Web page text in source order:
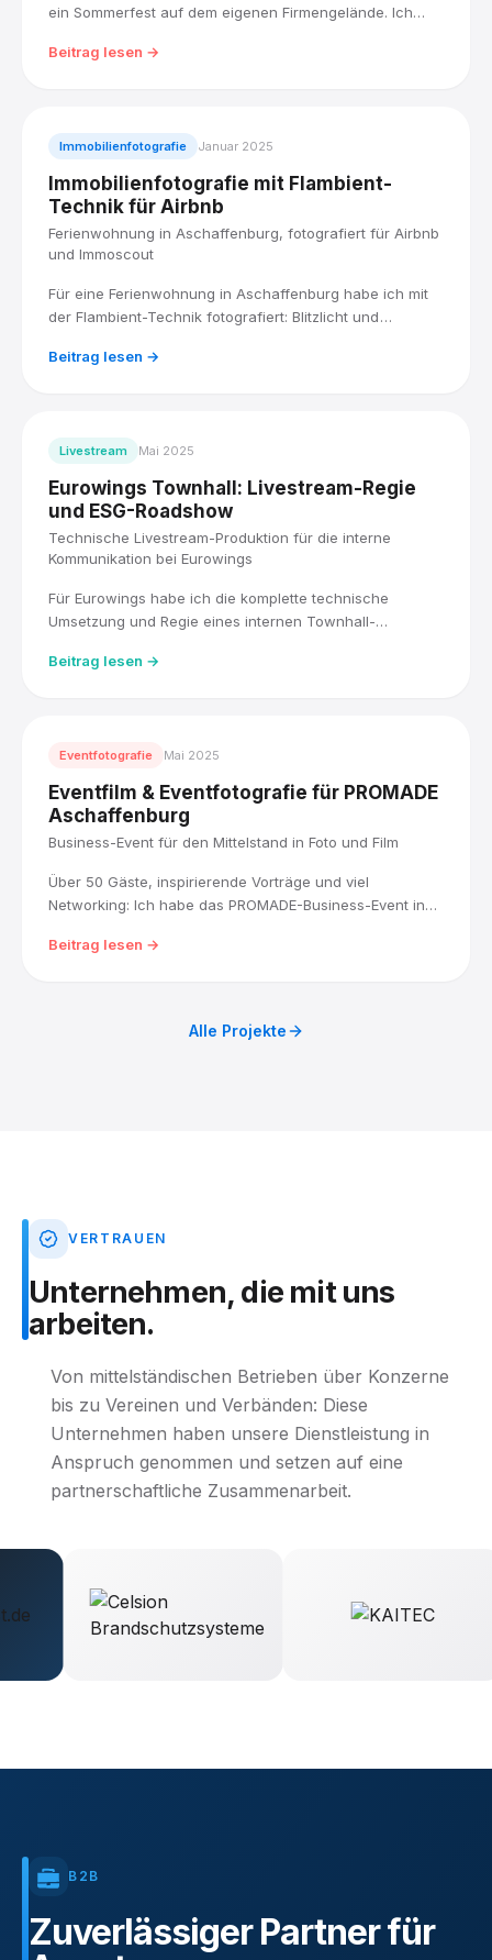
ein Sommerfest auf dem eigenen Firmengelände. Ich
dokumentarischen Schwarz-Weiß-Vorführung der
Beitrag lesen →
Immobilienfotografie Januar 2025
Immobilienfotografie mit Flambient-
Technik für Airbnb
Ferienwohnung in Aschaffenburg, fotografiert für Airbnb
und Immoscout
Für eine Ferienwohnung in Aschaffenburg habe ich mit
der Flambient-Technik fotografiert: Blitzlicht und
natürlich wirken. Fertig geliefert in den Formaten, die
Beitrag lesen →
Livestream Mai 2025
Eurowings Townhall: Livestream-Regie
und ESG-Roadshow
Technische Livestream-Produktion für die interne
Kommunikation bei Eurowings
Für Eurowings habe ich die komplette technische
Umsetzung und Regie eines internen Townhall-
Mitarbeitende, mit drei Kameras und einem Blackmagic
Beitrag lesen →
Eventfotografie Mai 2025
Eventfilm & Eventfotografie für PROMADE
Aschaffenburg
Business-Event für den Mittelstand in Foto und Film
Über 50 Gäste, inspirierende Vorträge und viel
Networking: Ich habe das PROMADE-Business-Event in
Welcome über Vortrag bis Networking.
Beitrag lesen →
Alle Projekte
VERTRAUEN
Unternehmen, die mit uns
arbeiten.
Von mittelständischen Betrieben über Konzerne
bis zu Vereinen und Verbänden: Diese
Unternehmen haben unsere Dienstleistung in
Anspruch genommen und setzen auf eine
partnerschaftliche Zusammenarbeit.
B2B
Zuverlässiger Partnerfür